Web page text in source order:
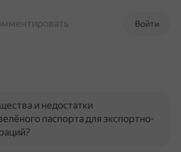
Войти
и недостатки
паспорта для экспортно-